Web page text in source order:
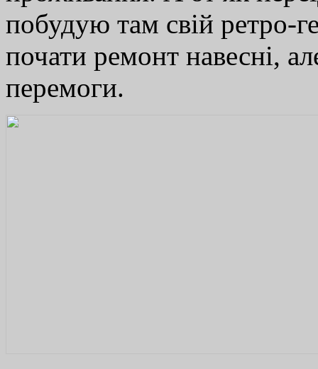
побудую там свій ретро-
почати ремонт навесні,
перемоги.